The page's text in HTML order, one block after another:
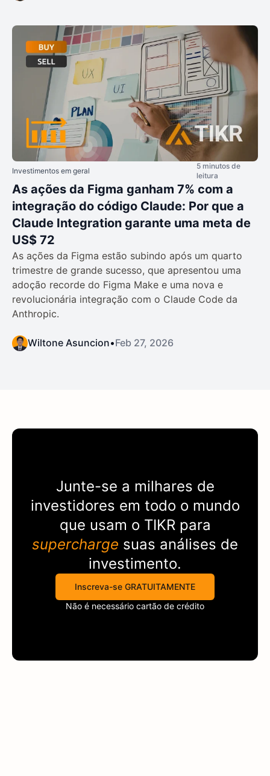
Investimentos em geral
5 minutos de
leitura
As ações da Figma ganham 7% com a
integração do código Claude: Por que a
Claude Integration garante uma meta de
US$ 72
As ações da Figma estão subindo após um quarto
trimestre de grande sucesso, que apresentou uma
adoção recorde do Figma Make e uma nova e
revolucionária integração com o Claude Code da
Anthropic.
Wiltone Asuncion•Feb 27, 2026
Junte-se a milhares de
investidores em todo o mundo
que usam o TIKRpara
supercharge suas análises de
investimento.
Inscreva-se GRATUITAMENTE
Não é necessário cartão de crédito